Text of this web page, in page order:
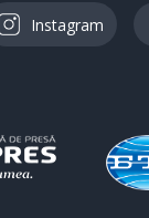
Instagram